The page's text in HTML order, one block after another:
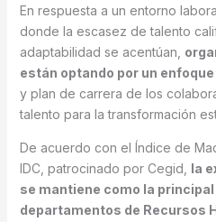
En respuesta a un entorno
donde la escasez de talento
adaptabilidad se acentúan,
están optando por un
y plan de carrera de los
talento para la transformación
De acuerdo con el Índice de
IDC, patrocinado por Cegid, la
se mantiene como la
departamentos de Recursos